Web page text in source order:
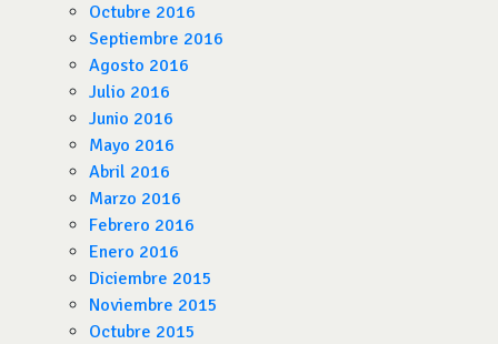
Octubre 2016
Septiembre 2016
Agosto 2016
Julio 2016
Junio 2016
Mayo 2016
Abril 2016
Marzo 2016
Febrero 2016
Enero 2016
Diciembre 2015
Noviembre 2015
Octubre 2015